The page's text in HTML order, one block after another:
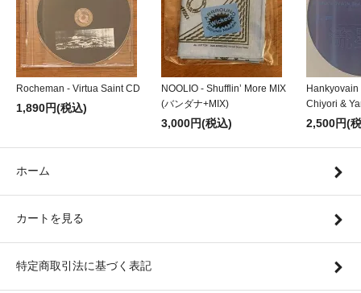
Rocheman - Virtua Saint CD
1,890円(税込)
NOOLIO - Shufflin’ More MIX
(バンダナ+MIX)
3,000円(税込)
Hankyovain
Chiyori &
2,500円(
ホーム
カートを見る
特定商取引法に基づく表記